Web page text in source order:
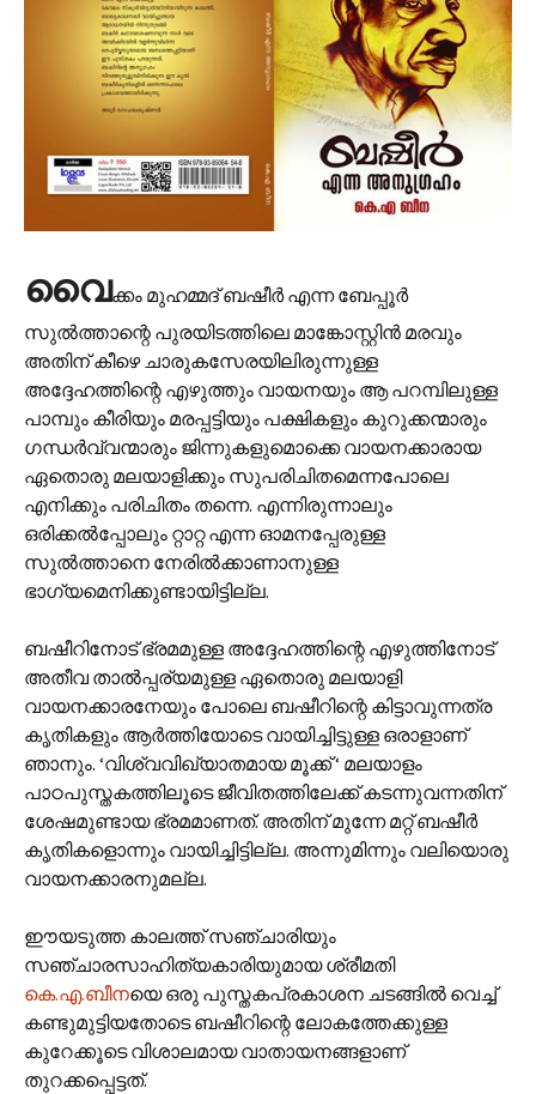
വൈക്കം മുഹമ്മദ് ബഷീർ എന്ന ബേപ്പൂർ
സുൽത്താന്റെ പുരയിടത്തിലെ മാങ്കോസ്റ്റിൻ മരവും
അതിന് കീഴെ ചാരുകസേരയിലിരുന്നുള്ള
അദ്ദേഹത്തിന്റെ എഴുത്തും വായനയും ആ പറമ്പിലുള്ള
പാമ്പും കീരിയും മരപ്പട്ടിയും പക്ഷികളും കുറുക്കന്മാരും
ഗന്ധർവ്വന്മാരും ജിന്നുകളുമൊക്കെ വായനക്കാരായ
ഏതൊരു മലയാളിക്കും സുപരിചിതമെന്നപോലെ
എനിക്കും പരിചിതം തന്നെ. എന്നിരുന്നാലും
ഒരിക്കൽ‌പ്പോലും റ്റാറ്റ എന്ന ഓമനപ്പേരുള്ള
സുൽത്താനെ നേരിൽക്കാണാനുള്ള
ഭാഗ്യമെനിക്കുണ്ടായിട്ടില്ല.
ബഷീറിനോട് ഭ്രമമുള്ള അദ്ദേഹത്തിന്റെ എഴുത്തിനോട്
അതീവ താൽ‌പ്പര്യമുള്ള ഏതൊരു മലയാളി
വായനക്കാരനേയും പോലെ ബഷീറിന്റെ കിട്ടാവുന്നത്ര
കൃതികളും ആർത്തിയോടെ വായിച്ചിട്ടുള്ള ഒരാളാണ്
ഞാനും. ‘വിശ്വവിഖ്യാതമായ മൂക്ക് ‘ മലയാളം
പാഠപുസ്തകത്തിലൂടെ ജീവിതത്തിലേക്ക് കടന്നുവന്നതിന്
ശേഷമുണ്ടായ ഭ്രമമാണത്. അതിന് മുന്നേ മറ്റ് ബഷീർ
കൃതികളൊന്നും വായിച്ചിട്ടില്ല. അന്നുമിന്നും വലിയൊരു
വായനക്കാരനുമല്ല.
ഈയടുത്ത കാലത്ത് സഞ്ചാരിയും
സഞ്ചാരസാഹിത്യകാരിയുമായ ശ്രീമതി
കെ.എ.ബീനയെ ഒരു പുസ്തകപ്രകാശന ചടങ്ങിൽ വെച്ച്
കണ്ടുമുട്ടിയതോടെ ബഷീറിന്റെ ലോകത്തേക്കുള്ള
കുറേക്കൂടെ വിശാലമായ വാതായനങ്ങളാണ്
തുറക്കപ്പെട്ടത്.